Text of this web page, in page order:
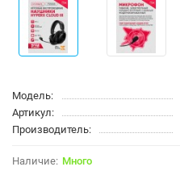
Модель:
Артикул:
Производитель:
Много